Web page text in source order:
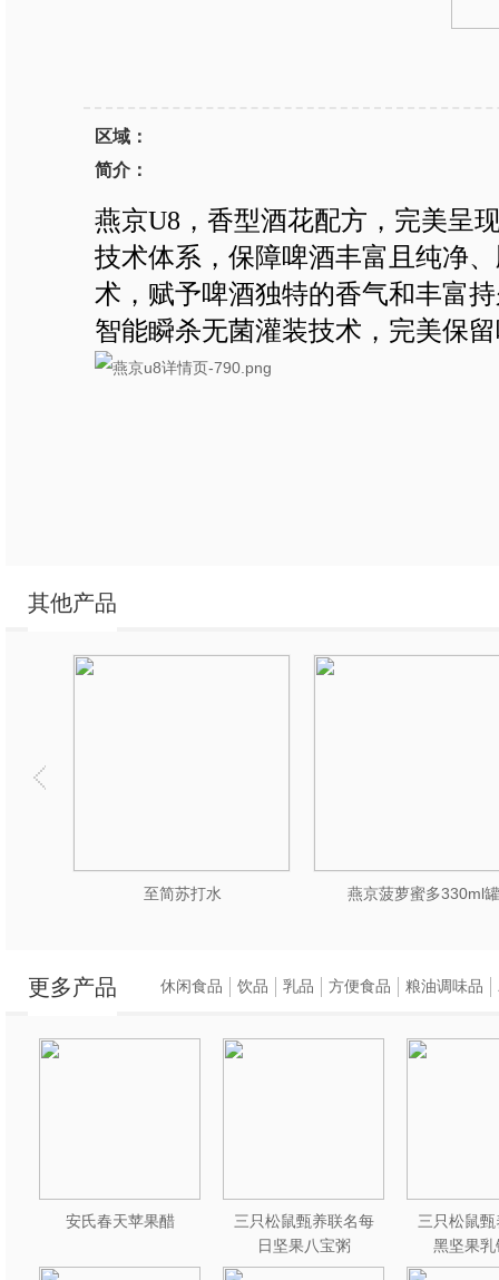
区域：
简介：
燕京U8，香型酒花配方，完美呈
技术体系，保障啤酒丰富且纯净
术，赋予啤酒独特的香气和丰富
智能瞬杀无菌灌装技术，完美保
其他产品
至简苏打水 燕京菠萝蜜多330ml罐
更多产品
安氏春天苹果醋
三只松鼠甄养联名每
日坚果八宝粥
330g*12罐礼盒装
三只松鼠
黑坚果乳
240ml*20
休闲食品 饮品 乳品 方便食品 粮油调味品